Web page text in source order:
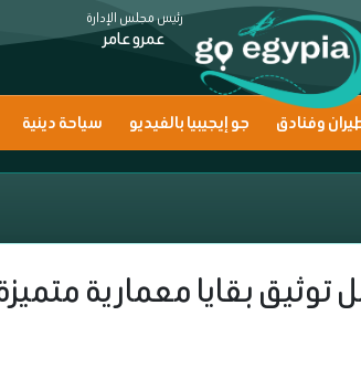
رئيس مجلس الإدارة
عمرو عامر
وفنادق جو إيجيبيا بالفيديو سياحة دينية
توثيق بقايا معمارية